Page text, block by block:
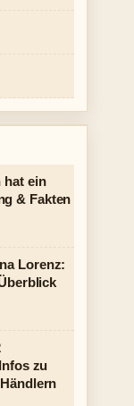
hat ein
& Fakten
Lorenz:
zu